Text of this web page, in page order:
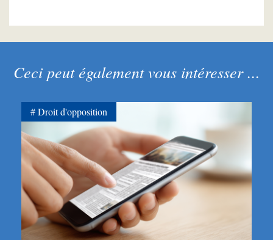
Ceci peut également vous intéresser ...
Droit d'opposition